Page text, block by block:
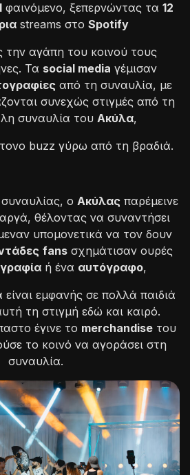
φαινόμενο, ξεπερνώντας τα 12
streams στο Spotify
την αγάπη του κοινού τους
Τα social media γέμισαν
από τη συναυλία, με
συνεχώς στιγμές από τη
συναυλία του Ακύλα,
buzz γύρω από τη βραδιά.
ο Ακύλαςπαρέμεινε
θέλοντας να συναντήσει
υπομονετικά να τον δουν
fansσχημάτισαν ουρές
ή ένα αυτόγραφο,
εμφανής σε πολλά παιδιά
τη στιγμή εδώ και καιρό.
έγινε το merchandise του
το κοινό να αγοράσει στη
συναυλία.